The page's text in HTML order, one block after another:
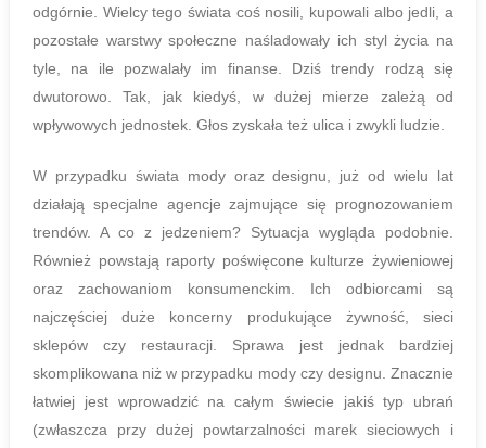
odgórnie. Wielcy tego świata coś nosili, kupowali albo jedli, a
pozostałe warstwy społeczne naśladowały ich styl życia na
tyle, na ile pozwalały im finanse. Dziś trendy rodzą się
dwutorowo. Tak, jak kiedyś, w dużej mierze zależą od
wpływowych jednostek. Głos zyskała też ulica i zwykli ludzie.
W przypadku świata mody oraz designu, już od wielu lat
działają specjalne agencje zajmujące się prognozowaniem
trendów. A co z jedzeniem? Sytuacja wygląda podobnie.
Również powstają raporty poświęcone kulturze żywieniowej
oraz zachowaniom konsumenckim. Ich odbiorcami są
najczęściej duże koncerny produkujące żywność, sieci
sklepów czy restauracji. Sprawa jest jednak bardziej
skomplikowana niż w przypadku mody czy designu. Znacznie
łatwiej jest wprowadzić na całym świecie jakiś typ ubrań
(zwłaszcza przy dużej powtarzalności marek sieciowych i